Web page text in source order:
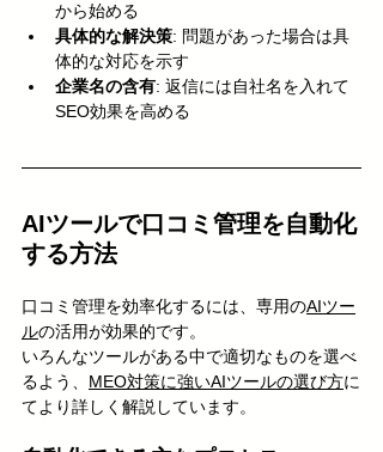
から始める
具体的な解決策: 問題があった場合は具
体的な対応を示す
企業名の含有: 返信には自社名を入れて
SEO効果を高める
AIツールで口コミ管理を自動化
する方法
口コミ管理を効率化するには、専用のAIツー
ルの活用が効果的です。
いろんなツールがある中で適切なものを選べ
るよう、 MEO対策に強いAIツールの選び方に
てより詳しく解説しています。